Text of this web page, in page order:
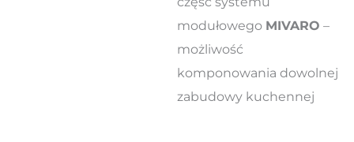
modułowego MIVARO –
możliwość
komponowania dowolnej
zabudowy kuchennej